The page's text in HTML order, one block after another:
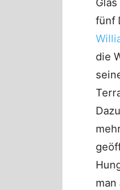
fünf
die